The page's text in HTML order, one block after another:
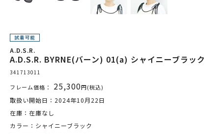
A.D.S.R.
A.D.S.R. BYRNE(バーン) 01(a) シャイニーブラック
341713011
フレーム価格： 25,300円(税込)
取扱い開始日：2024年10月22日
在庫：在庫なし
カラー：シャイニーブラック